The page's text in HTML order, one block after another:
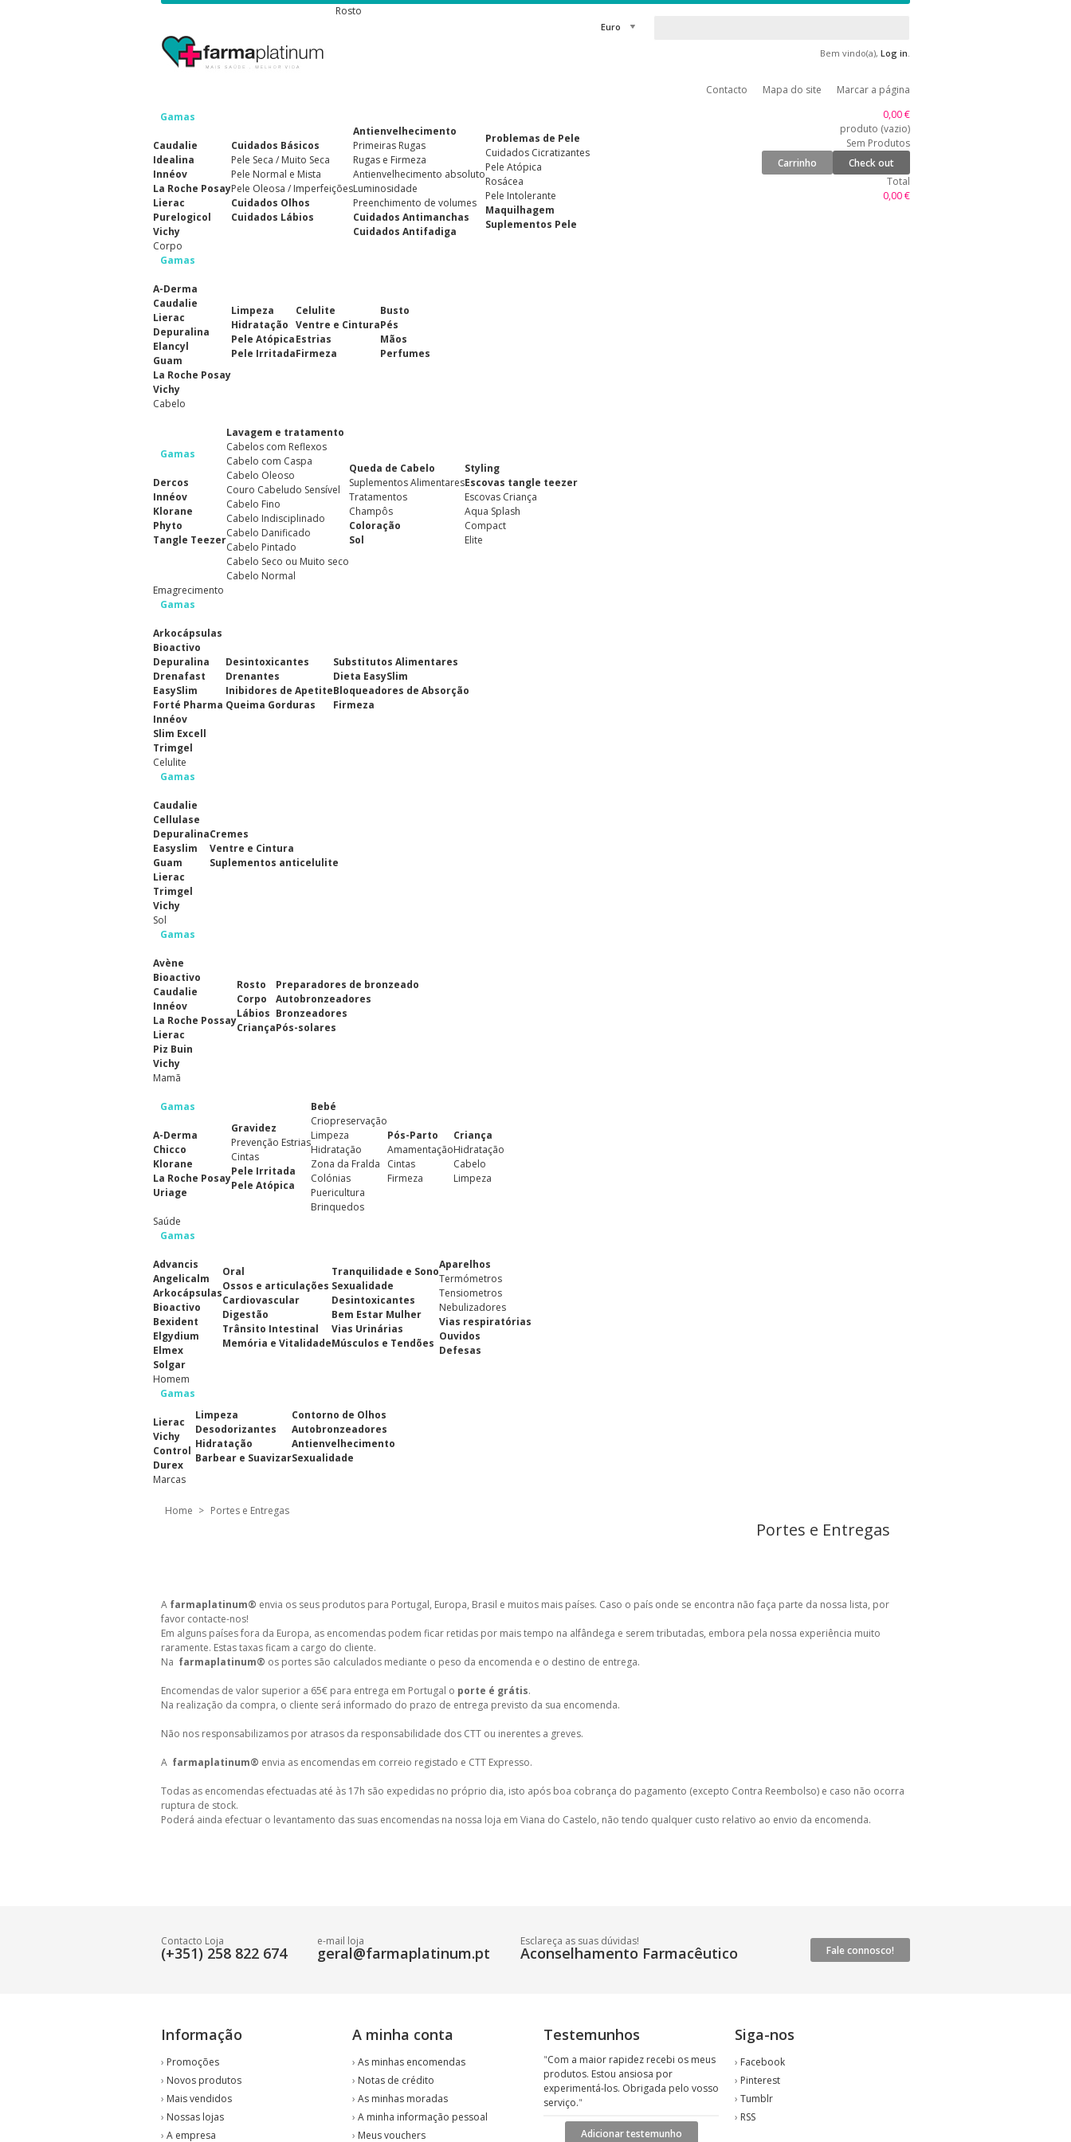
Euro
Bem vindo(a), Log in.
Contacto Mapa do site
Marcar a página
0,00 €
produto (vazio)
Sem Produtos
Carrinho
Check out
Total
0,00 €
Rosto
Gamas
Caudalie
Idealina
Innéov
La Roche Posay
Lierac
Purelogicol
Vichy
Cuidados Básicos
Pele Seca / Muito Seca
Pele Normal e Mista
Pele Oleosa / Imperfeições
Cuidados Olhos
Cuidados Lábios
Antienvelhecimento
Primeiras Rugas
Rugas e Firmeza
Antienvelhecimento absoluto
Luminosidade
Preenchimento de volumes
Cuidados Antimanchas
Cuidados Antifadiga
Problemas de Pele
Cuidados Cicratizantes
Pele Atópica
Rosácea
Pele Intolerante
Maquilhagem
Suplementos Pele
Corpo
Gamas
A-Derma
Caudalie
Lierac
Depuralina
Elancyl
Guam
La Roche Posay
Vichy
Limpeza
Hidratação
Pele Atópica
Pele Irritada
Celulite
Ventre e Cintura
Estrias
Firmeza
Busto
Pés
Mãos
Perfumes
Cabelo
Gamas
Dercos
Innéov
Klorane
Phyto
Tangle Teezer
Lavagem e tratamento
Cabelos com Reflexos
Cabelo com Caspa
Cabelo Oleoso
Couro Cabeludo Sensível
Cabelo Fino
Cabelo Indisciplinado
Cabelo Danificado
Cabelo Pintado
Cabelo Seco ou Muito seco
Cabelo Normal
Queda de Cabelo
Suplementos Alimentares
Tratamentos
Champôs
Coloração
Sol
Styling
Escovas tangle teezer
Escovas Criança
Aqua Splash
Compact
Elite
Emagrecimento
Gamas
Arkocápsulas
Bioactivo
Depuralina
Drenafast
EasySlim
Forté Pharma
Innéov
Slim Excell
Trimgel
Desintoxicantes
Drenantes
Inibidores de Apetite
Queima Gorduras
Substitutos Alimentares
Dieta EasySlim
Bloqueadores de Absorção
Firmeza
Celulite
Gamas
Caudalie
Cellulase
Depuralina
Easyslim
Guam
Lierac
Trimgel
Vichy
Cremes
Ventre e Cintura
Suplementos anticelulite
Sol
Gamas
Avène
Bioactivo
Caudalie
Innéov
La Roche Possay
Lierac
Piz Buin
Vichy
Rosto
Corpo
Lábios
Criança
Preparadores de bronzeado
Autobronzeadores
Bronzeadores
Pós-solares
Mamã
Gamas
A-Derma
Chicco
Klorane
La Roche Posay
Uriage
Gravidez
Prevenção Estrias
Cintas
Pele Irritada
Pele Atópica
Bebé
Criopreservação
Limpeza
Hidratação
Zona da Fralda
Colónias
Puericultura
Brinquedos
Pós-Parto
Amamentação
Cintas
Firmeza
Criança
Hidratação
Cabelo
Limpeza
Saúde
Gamas
Advancis
Angelicalm
Arkocápsulas
Bioactivo
Bexident
Elgydium
Elmex
Solgar
Oral
Ossos e articulações
Cardiovascular
Digestão
Trânsito Intestinal
Memória e Vitalidade
Tranquilidade e Sono
Sexualidade
Desintoxicantes
Bem Estar Mulher
Vias Urinárias
Músculos e Tendões
Aparelhos
Termómetros
Tensiometros
Nebulizadores
Vias respiratórias
Ouvidos
Defesas
Homem
Gamas
Lierac
Vichy
Control
Durex
Limpeza
Desodorizantes
Hidratação
Barbear e Suavizar
Contorno de Olhos
Autobronzeadores
Antienvelhecimento
Sexualidade
Marcas
Home > Portes e Entregas
Portes e Entregas
A farmaplatinum® envia os seus produtos para Portugal, Europa, Brasil e muitos mais países. Caso o país onde se encontra não faça parte da nossa lista, por
favor contacte-nos!
Em alguns países fora da Europa, as encomendas podem ficar retidas por mais tempo na alfândega e serem tributadas, embora pela nossa experiência muito
raramente. Estas taxas ficam a cargo do cliente.
Na farmaplatinum® os portes são calculados mediante o peso da encomenda e o destino de entrega.
Encomendas de valor superior a 65€ para entrega em Portugal o porte é grátis.
Na realização da compra, o cliente será informado do prazo de entrega previsto da sua encomenda.
Não nos responsabilizamos por atrasos da responsabilidade dos CTT ou inerentes a greves.
A farmaplatinum® envia as encomendas em correio registado e CTT Expresso.
Todas as encomendas efectuadas até às 17h são expedidas no próprio dia, isto após boa cobrança do pagamento (excepto Contra Reembolso) e caso não ocorra
ruptura de stock.
Poderá ainda efectuar o levantamento das suas encomendas na nossa loja em Viana do Castelo, não tendo qualquer custo relativo ao envio da encomenda.
Fale connosco!
Contacto Loja
(+351) 258 822 674
e-mail loja
geral@farmaplatinum.pt
Esclareça as suas dúvidas!
Aconselhamento Farmacêutico
Informação
› Promoções
› Novos produtos
› Mais vendidos
› Nossas lojas
› A empresa
A minha conta
› As minhas encomendas
› Notas de crédito
› As minhas moradas
› A minha informação pessoal
› Meus vouchers
Testemunhos
"Com a maior rapidez recebi os meus
produtos. Estou ansiosa por
experimentá-los. Obrigada pelo vosso
serviço."
Adicionar testemunho
Siga-nos
› Facebook
› Pinterest
› Tumblr
› RSS